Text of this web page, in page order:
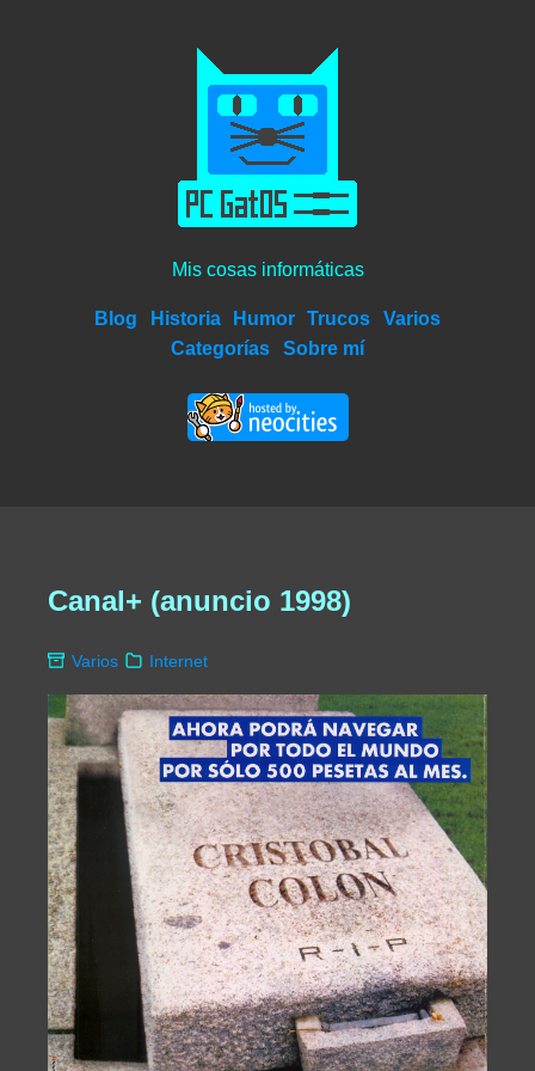
Mis cosas informáticas
Blog Historia Humor Trucos
Varios
Categorías
Sobre mí
Canal+ (anuncio 1998)
Varios Internet